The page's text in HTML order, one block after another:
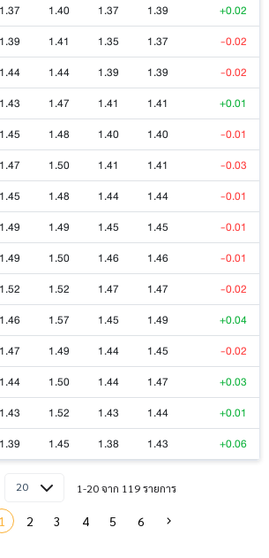
1.37 1.40 1.37 1.39
+0.02
1.39 1.41 1.35 1.37
-0.02
1.44 1.44 1.39 1.39
-0.02
1.43 1.47 1.41 1.41
+0.01
1.45 1.48 1.40 1.40
-0.01
1.47 1.50 1.41 1.41
-0.03
1.45 1.48 1.44 1.44
-0.01
1.49 1.49 1.45 1.45
-0.01
1.49 1.50 1.46 1.46
-0.01
1.52 1.52 1.47 1.47
-0.02
1.46 1.57 1.45 1.49
+0.04
1.47 1.49 1.44 1.45
-0.02
1.44 1.50 1.44 1.47
+0.03
1.43 1.52 1.43 1.44
+0.01
1.39 1.45 1.38 1.43 +0.06
20 1-20 จาก 119 รายการ
1 2 3 4 5 6